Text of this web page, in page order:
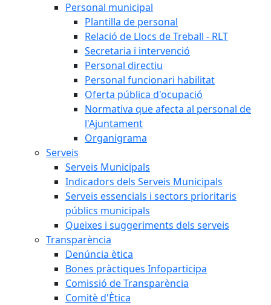
Personal municipal
Plantilla de personal
Relació de Llocs de Treball - RLT
Secretaria i intervenció
Personal directiu
Personal funcionari habilitat
Oferta pública d'ocupació
Normativa que afecta al personal de
l'Ajuntament
Organigrama
Serveis
Serveis Municipals
Indicadors dels Serveis Municipals
Serveis essencials i sectors prioritaris
públics municipals
Queixes i suggeriments dels serveis
Transparència
Denúncia ètica
Bones pràctiques Infoparticipa
Comissió de Transparència
Comitè d'Ètica